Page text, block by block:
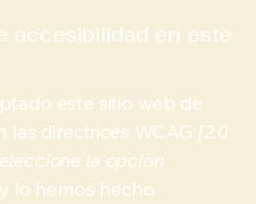
accesibilidad en este
este sitio web de
las directrices WCAG [2.0
la opción
y lo hemos hecho